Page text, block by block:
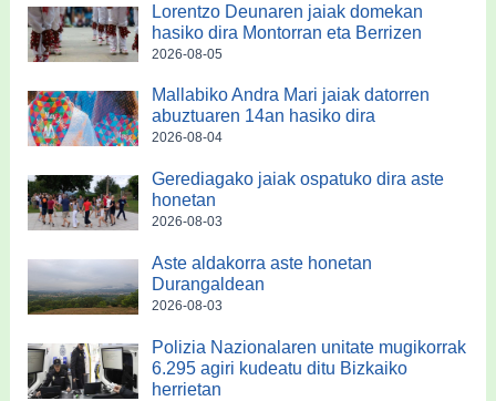
Lorentzo Deunaren jaiak domekan
hasiko dira Montorran eta Berrizen
2026-08-05
Mallabiko Andra Mari jaiak datorren
abuztuaren 14an hasiko dira
2026-08-04
Gerediagako jaiak ospatuko dira aste
honetan
2026-08-03
Aste aldakorra aste honetan
Durangaldean
2026-08-03
Polizia Nazionalaren unitate mugikorrak
6.295 agiri kudeatu ditu Bizkaiko
herrietan